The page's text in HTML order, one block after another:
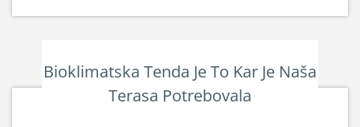
Bioklimatska Tenda Je To Kar Je Naša
Terasa Potrebovala